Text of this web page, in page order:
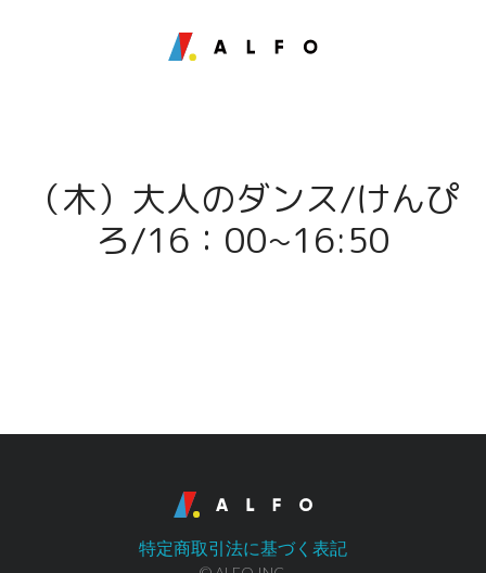
（木）大人のダンス/けんぴ
ろ/16：00~16:50
特定商取引法に基づく表記